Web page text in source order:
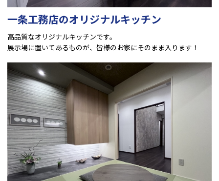
一条工務店のオリジナルキッチン
高品質なオリジナルキッチンです。
展示場に置いてあるものが、皆様のお家にそのまま入ります！